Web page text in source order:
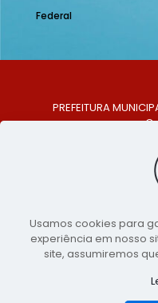
Federal
PREFEITURA
Centro, São Bento
E-MAIL:
Copyright 2021-2026
Prefeitura de
Página
Usamos cookies para
experiência em nosso
site, assumiremos